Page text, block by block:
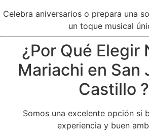
Celebra aniversarios o prepara una
un toque musical
¿Por Qué Elegir
Mariachi en San
Castillo ?
Somos una excelente opción si
experiencia y buen